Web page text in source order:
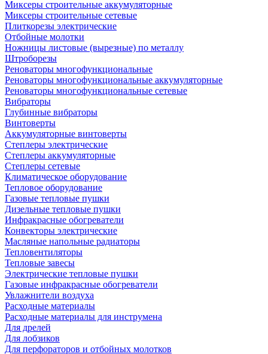
Миксеры строительные аккумуляторные
Миксеры строительные сетевые
Плиткорезы электрические
Отбойные молотки
Ножницы листовые (вырезные) по металлу
Штроборезы
Реноваторы многофункциональные
Реноваторы многофункциональные аккумуляторные
Реноваторы многофункциональные сетевые
Вибраторы
Глубинные вибраторы
Винтоверты
Аккумуляторные винтоверты
Степлеры электрические
Степлеры аккумуляторные
Степлеры сетевые
Климатическое оборудование
Тепловое оборудование
Газовые тепловые пушки
Дизельные тепловые пушки
Инфракрасные обогреватели
Конвекторы электрические
Масляные напольные радиаторы
Тепловентиляторы
Тепловые завесы
Электрические тепловые пушки
Газовые инфракрасные обогреватели
Увлажнители воздуха
Расходные материалы
Расходные материалы для инструмена
Для дрелей
Для лобзиков
Для перфораторов и отбойных молотков